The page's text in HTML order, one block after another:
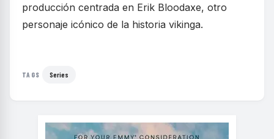
producción centrada en Erik Bloodaxe, otro
personaje icónico de la historia vikinga.
TAGS Series